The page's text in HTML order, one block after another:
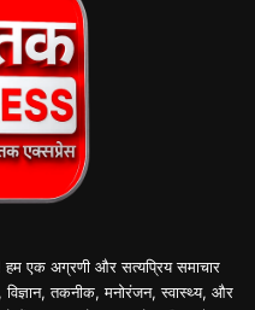
एक अग्रणी और सत्यप्रिय समाचार
तकनीक, मनोरंजन, स्वास्थ्य, और